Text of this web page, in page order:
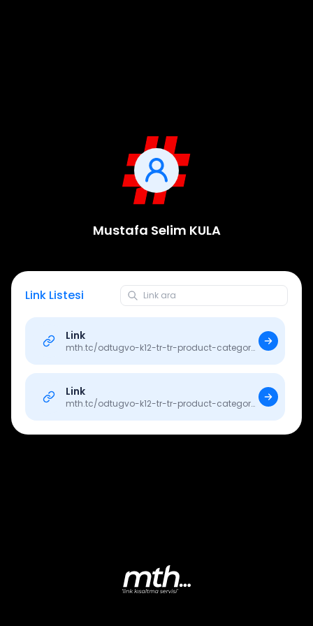
Mustafa Selim KULA
Link Listesi
Link
mth.tc/odtugvo-k12-tr-tr-product-category-18-lise-
Link
mth.tc/odtugvo-k12-tr-tr-product-category-18-lise